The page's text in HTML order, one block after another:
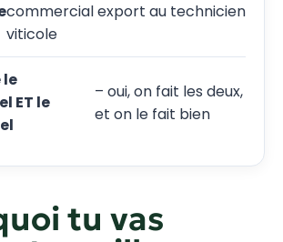
commercial export au technicien
viticole
ET le
– oui, on fait les deux,
et on le fait bien
tu vas